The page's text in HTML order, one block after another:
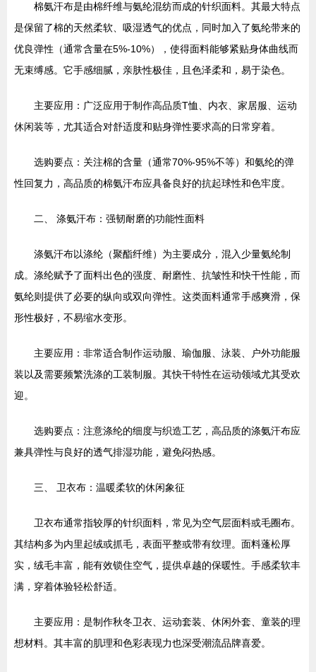
棉氨汗布是由棉纤维与氨纶混纺而成的针织面料。其最大特点
是保留了棉的天然柔软、吸湿透气的优点，同时加入了氨纶带来的
优良弹性（通常含量在5%-10%），使得面料能够紧贴身体曲线而
无束缚感。它手感细腻，亲肤性极佳，且色泽柔和，易于染色。
主要应用：广泛应用于制作高品质T恤、内衣、家居服、运动
休闲装等，尤其适合对舒适度和贴身弹性要求高的日常穿着。
选购要点：关注棉的含量（通常70%-95%不等）和氨纶的弹
性回复力，高品质的棉氨汗布应具备良好的抗起球性和色牢度。
二、 涤氨汗布：强韧耐磨的功能性面料
涤氨汗布以涤纶（聚酯纤维）为主要成分，混入少量氨纶制
成。涤纶赋予了面料出色的强度、耐磨性、抗皱性和快干性能，而
氨纶则提供了必要的纵向或双向弹性。这类面料通常手感爽滑，保
形性极好，不易缩水变形。
主要应用：非常适合制作运动服、瑜伽服、泳装、户外功能服
装以及需要频繁洗涤的工装制服。其快干特性在运动领域尤其受欢
迎。
选购要点：注意涤纶的细度与织造工艺，高品质的涤氨汗布应
兼具弹性与良好的透气排湿功能，避免闷热感。
三、 卫衣布：温暖柔软的休闲象征
卫衣布通常指较厚的针织面料，常见为空气层面料或毛圈布。
其结构多为内里起绒或抓毛，表面平整或带有纹理。面料蓬松厚
实，绒毛丰富，能有效锁住空气，提供卓越的保暖性。手感柔软丰
满，穿着体验轻松舒适。
主要应用：是制作秋冬卫衣、运动套装、休闲外套、童装的理
想材料。其丰富的肌理和色彩表现力也深受潮流品牌喜爱。